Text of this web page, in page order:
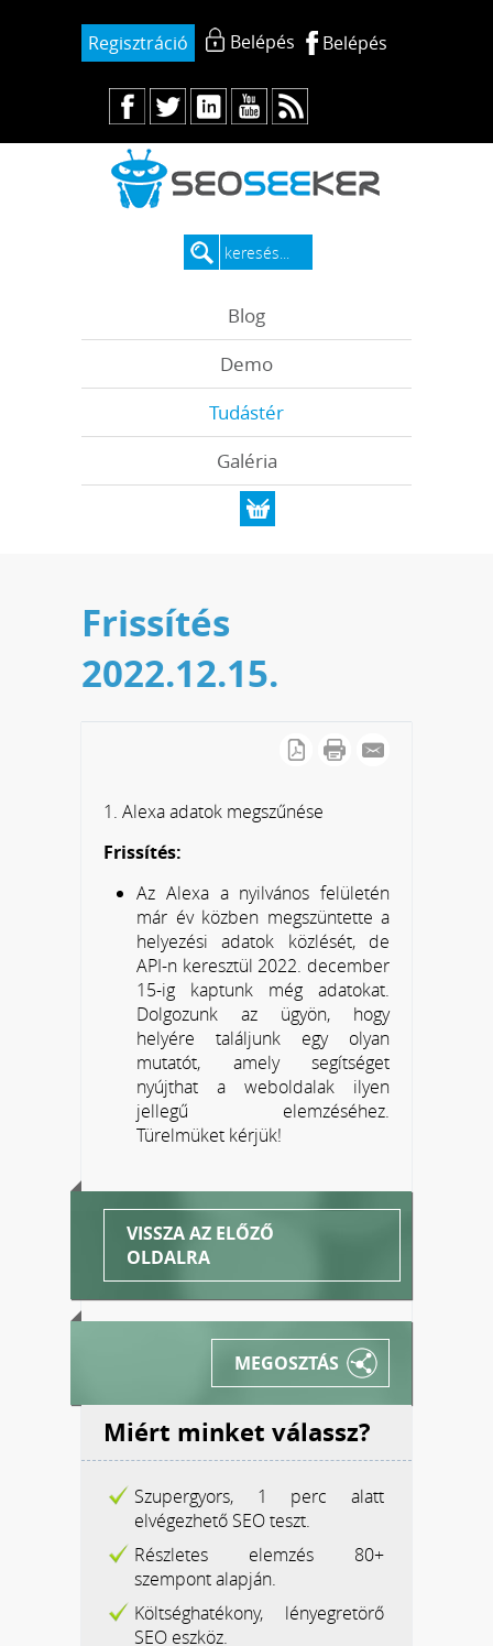
Regisztráció Belépés Belépés
Blog
Demo
Tudástér
Galéria
Frissítés
2022.12.15.
1. Alexa adatok megszűnése
Frissítés:
Az Alexa a nyilvános felületén
már év közben megszüntette a
helyezési adatok közlését, de
API-n keresztül 2022. december
15-ig kaptunk még adatokat.
Dolgozunk az ügyön, hogy
helyére találjunk egy olyan
mutatót, amely segítséget
nyújthat a weboldalak ilyen
jellegű elemzéséhez.
Türelmüket kérjük!
VISSZA AZ ELŐZŐ
OLDALRA
MEGOSZTÁS
Miért minket válassz?
Szupergyors, 1 perc alatt
elvégezhető SEO teszt.
Részletes elemzés 80+
szempont alapján.
Költséghatékony, lényegretörő
SEO eszköz.